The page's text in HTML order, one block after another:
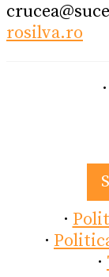
rosilva.ro
·
·
·
·